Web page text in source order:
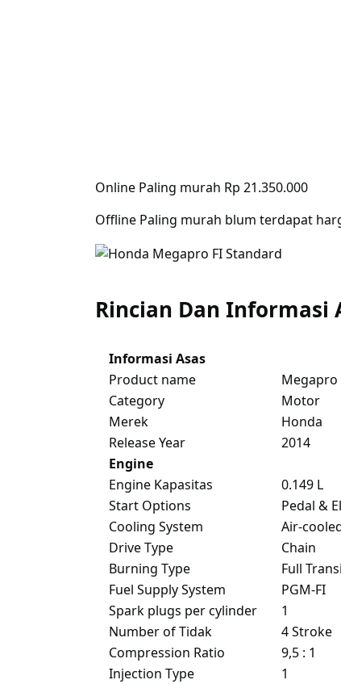
Online Paling murah Rp 21.350.000
Offline Paling murah blum terdapat
Rincian Dan Informasi
Informasi Asas
Product name
Megapro
Category
Motor
Merek
Honda
Release Year
2014
Engine
Engine Kapasitas
0.149 L
Start Options
Pedal &
Cooling System
Air-
Drive Type
Chain
Burning Type
Full
Fuel Supply System
PGM-FI
Spark plugs per cylinder
1
Number of Tidak
4 Stroke
Compression Ratio
9,5 : 1
Injection Type
1